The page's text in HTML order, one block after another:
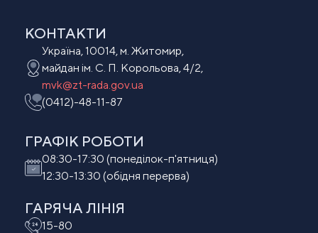
КОНТАКТИ
Україна, 10014, м. Житомир,
майдан ім. С. П. Корольова, 4/2,
mvk@zt-rada.gov.ua
(0412)-48-11-87
ГРАФІК РОБОТИ
08:30-17:30 (понеділок-п'ятниця)
12:30-13:30 (обідня перерва)
ГАРЯЧА ЛІНІЯ
15-80